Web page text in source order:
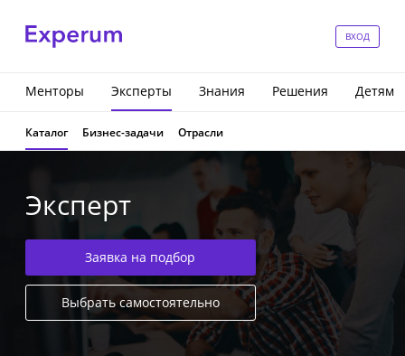
ВХОД
Менторы Эксперты Знания Решения Детям
Каталог Бизнес-задачи Отрасли
Эксперт
Заявка на подбор
Выбрать самостоятельно